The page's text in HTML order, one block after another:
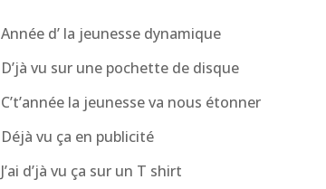
Année d’ la jeunesse dynamique
D’jà vu sur une pochette de disque
C’t’année la jeunesse va nous étonner
Déjà vu ça en publicité
J’ai d’jà vu ça sur un T shirt